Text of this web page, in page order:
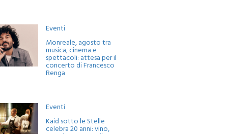
Eventi
Monreale, agosto tra
musica, cinema e
spettacoli: attesa per il
concerto di Francesco
Renga
Eventi
Kaid sotto le Stelle